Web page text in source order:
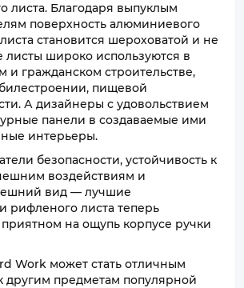
листа. Благодаря выпуклым
поверхность алюминиевого
становится шероховатой и не
листы широко используются в
гражданском строительстве,
пищевой
А дизайнеры с удовольствием
панели в создаваемые ими
интерьеры.
безопасности, устойчивость к
воздействиям и
вид — лучшие
рифленого листа теперь
на ощупь корпусе ручки
Work может стать отличным
другим предметам популярной